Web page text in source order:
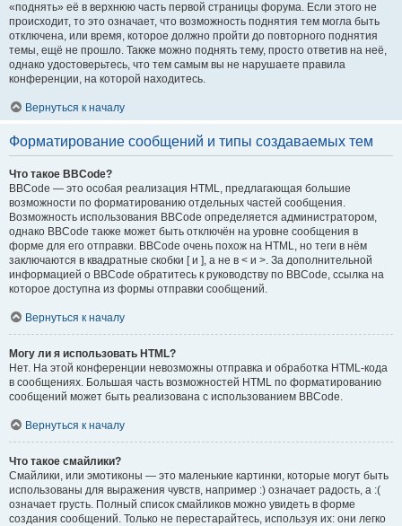
«поднять» её в верхнюю часть первой страницы форума. Если этого не
происходит, то это означает, что возможность поднятия тем могла быть
отключена, или время, которое должно пройти до повторного поднятия
темы, ещё не прошло. Также можно поднять тему, просто ответив на неё,
однако удостоверьтесь, что тем самым вы не нарушаете правила
конференции, на которой находитесь.
Вернуться к началу
Форматирование сообщений и типы создаваемых тем
Что такое BBCode?
BBCode — это особая реализация HTML, предлагающая большие
возможности по форматированию отдельных частей сообщения.
Возможность использования BBCode определяется администратором,
однако BBCode также может быть отключён на уровне сообщения в
форме для его отправки. BBCode очень похож на HTML, но теги в нём
заключаются в квадратные скобки [ и ], а не в < и >. За дополнительной
информацией о BBCode обратитесь к руководству по BBCode, ссылка на
которое доступна из формы отправки сообщений.
Вернуться к началу
Могу ли я использовать HTML?
Нет. На этой конференции невозможны отправка и обработка HTML-кода
в сообщениях. Большая часть возможностей HTML по форматированию
сообщений может быть реализована с использованием BBCode.
Вернуться к началу
Что такое смайлики?
Смайлики, или эмотиконы — это маленькие картинки, которые могут быть
использованы для выражения чувств, например :) означает радость, а :(
означает грусть. Полный список смайликов можно увидеть в форме
создания сообщений. Только не перестарайтесь, используя их: они легко